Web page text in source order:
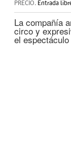
PRECIO. Entrada
La compañía
circo y
el